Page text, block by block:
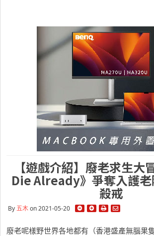
【遊戲介紹】廢老求生大
Die Already》爭奪入護老
殺戒
By五木on 2021-05-20
廢老呢樣野世界各地都有（香港盛產無腦果